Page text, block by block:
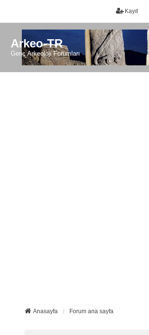
Kayıt
Arkeo-TR
Genç Arkeoloji Forumları
Anasayfa Forum ana sayfa